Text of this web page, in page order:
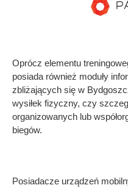
Oprócz elementu
posiada również moduły
zbliżających się w
wysiłek fizyczny, czy
organizowanych lub
biegów.
Posiadacze urządzeń